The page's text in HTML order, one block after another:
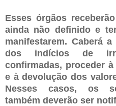
Esses órgãos
ainda não definido e
manifestarem. Caberá
dos indícios de
confirmadas, proceder
e à devolução dos
Nesses casos, os
também deverão ser